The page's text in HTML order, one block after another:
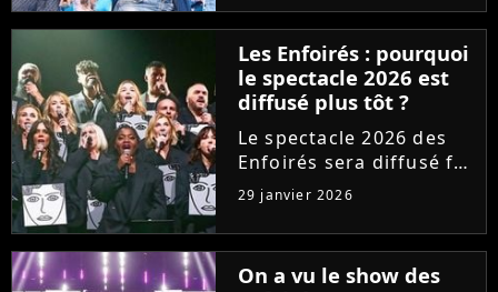
Enfoirés. "Fières", les
deux chanteuses de la
"Star Academy" se
confient sur leur
arrivée...
Les Enfoirés : pourquoi
le spectacle 2026 est
diffusé plus tôt ?
Le spectacle 2026 des
Enfoirés sera diffusé fin
février sur TF1, et non
pas début mars comme
d'habitude. Un décalage
provoqué par un
énorme casse-tête dans
29 janvier 2026
On a vu le show des